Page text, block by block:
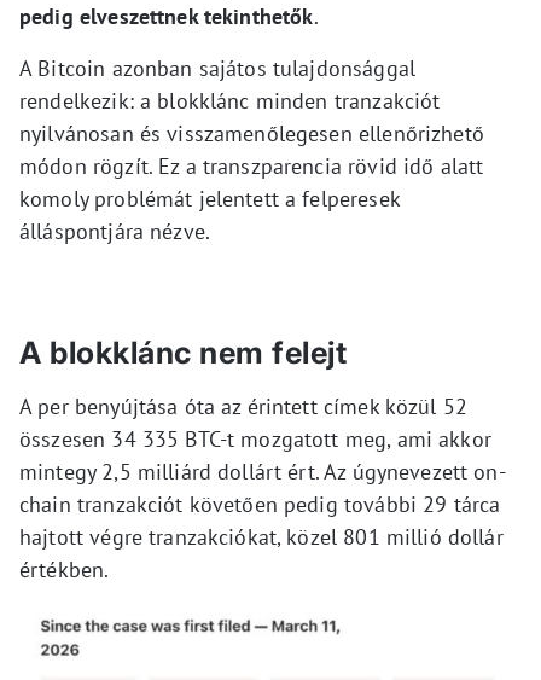
pedig elveszettnek tekinthetők.
A Bitcoin azonban sajátos tulajdonsággal
rendelkezik: a blokklánc minden tranzakciót
nyilvánosan és visszamenőlegesen ellenőrizhető
módon rögzít. Ez a transzparencia rövid idő alatt
komoly problémát jelentett a felperesek
álláspontjára nézve.
A blokklánc nem felejt
A per benyújtása óta az érintett címek közül 52
összesen 34 335 BTC-t mozgatott meg, ami akkor
mintegy 2,5 milliárd dollárt ért. Az úgynevezett on-
chain tranzakciót követően pedig további 29 tárca
hajtott végre tranzakciókat, közel 801 millió dollár
értékben.